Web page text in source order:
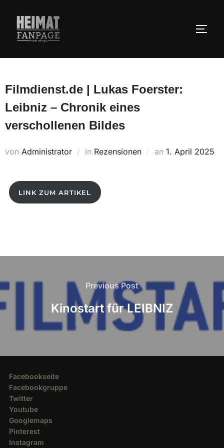
Inhalt
springen
Filmdienst.de | Lukas Foerster:
Leibniz – Chronik eines
verschollenen Bildes
von Administrator in Rezensionen an Veröffentlicht
1. April 2025
LINK ZUM ARTIKEL
Previous
Post
Previous Post
Kinostart für LEIBNIZ
Facebookseite
Facebookgruppe
Twitter
Youtube
Googlemaps
Pinterest
Instagram